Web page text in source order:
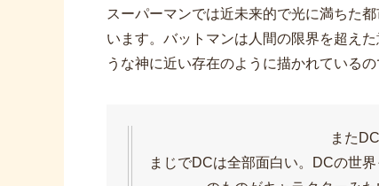
スーパーマンでは近未来的で光に満ちた
います。バットマンは人間の限界を超え
うな神に近い存在のように描かれているの
また
まじでDCは全部面白い。DCの世